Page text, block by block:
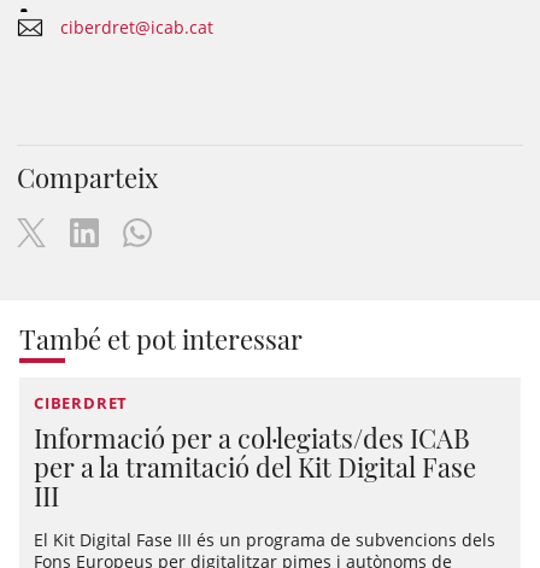
ciberdret@icab.cat
Comparteix
També et pot interessar
CIBERDRET
Informació per a col·legiats/des ICAB
per a la tramitació del Kit Digital Fase
III
El Kit Digital Fase III és un programa de subvencions dels
Fons Europeus per digitalitzar pimes i autònoms de